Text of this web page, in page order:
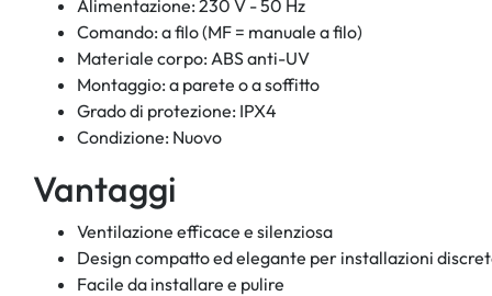
Alimentazione: 230 V - 50 Hz
Comando: a filo (MF = manuale a filo)
Materiale corpo: ABS anti-UV
Montaggio: a parete o a soffitto
Grado di protezione: IPX4
Condizione: Nuovo
Vantaggi
Ventilazione efficace e silenziosa
Design compatto ed elegante per installazioni
Facile da installare e pulire